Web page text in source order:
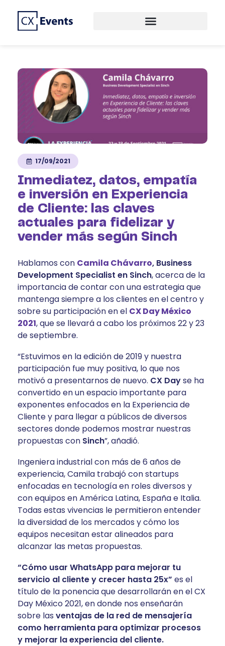
17/09/2021
Inmediatez, datos, empatía
e inversión en Experiencia
de Cliente: las claves
actuales para fidelizar y
vender más según Sinch
Hablamos con Camila Chávarro, Business
Development Specialist en Sinch, acerca de la
importancia de contar con una estrategia que
mantenga siempre a los clientes en el centro y
sobre su participación en el CX Day México
2021, que se llevará a cabo los próximos 22 y 23
de septiembre.
“Estuvimos en la edición de 2019 y nuestra
participación fue muy positiva, lo que nos
motivó a presentarnos de nuevo. CX Dayse ha
convertido en un espacio importante para
exponentes enfocados en la Experiencia de
Cliente y para llegar a públicos de diversos
sectores donde podemos mostrar nuestras
propuestas con Sinch”, añadió.
Ingeniera industrial con más de 6 años de
experiencia, Camila trabajó con startups
enfocadas en tecnología en roles diversos y
con equipos en América Latina, España e Italia.
Todas estas vivencias le permitieron entender
la diversidad de los mercados y cómo los
equipos necesitan estar alineados para
alcanzar las metas propuestas.
“Cómo usar WhatsApp para mejorar tu
servicio al cliente y crecer hasta 25x” es el
título de la ponencia que desarrollarán en el CX
Day México 2021, en donde nos enseñarán
sobre las ventajas de la red de mensajería
como herramienta para optimizar procesos
y mejorar la experiencia del cliente.